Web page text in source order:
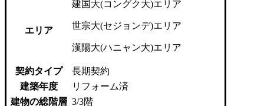
エリア
建国大(コングク大)エリア
世宗大(セジョンデ)エリア
漢陽大(ハニャン大)エリア
契約タイプ
長期契約
建築年度
リフォーム済
建物の総階層 3/3階